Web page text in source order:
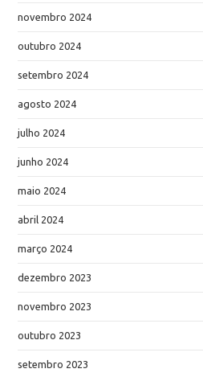
novembro 2024
outubro 2024
setembro 2024
agosto 2024
julho 2024
junho 2024
maio 2024
abril 2024
março 2024
dezembro 2023
novembro 2023
outubro 2023
setembro 2023